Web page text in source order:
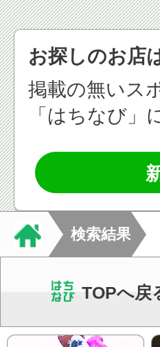
お探しのお店
掲載の無いス
「はちなび」
検索結果
TOPへ戻